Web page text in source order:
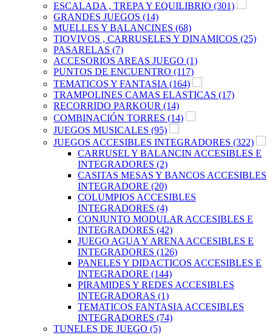
ESCALADA , TREPA Y EQUILIBRIO (301)
GRANDES JUEGOS (14)
MUELLES Y BALANCINES (68)
TIOVIVOS , CARRUSELES Y DINAMICOS (25)
PASARELAS (7)
ACCESORIOS AREAS JUEGO (1)
PUNTOS DE ENCUENTRO (117)
TEMATICOS Y FANTASIA (164)
TRAMPOLINES CAMAS ELASTICAS (17)
RECORRIDO PARKOUR (14)
COMBINACIÓN TORRES (14)
JUEGOS MUSICALES (95)
JUEGOS ACCESIBLES INTEGRADORES (322)
CARRUSEL Y BALANCIN ACCESIBLES E
INTEGRADORES (2)
CASITAS MESAS Y BANCOS ACCESIBLES
INTEGRADORE (20)
COLUMPIOS ACCESIBLES
INTEGRADORES (4)
CONJUNTO MODULAR ACCESIBLES E
INTEGRADORES (42)
JUEGO AGUA Y ARENA ACCESIBLES E
INTEGRADORES (126)
PANELES Y DIDACTICOS ACCESIBLES E
INTEGRADORE (144)
PIRAMIDES Y REDES ACCESIBLES
INTEGRADORAS (1)
TEMATICOS FANTASIA ACCESIBLES
INTEGRADORES (74)
TUNELES DE JUEGO (5)